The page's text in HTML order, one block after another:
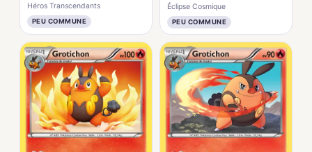
Héros Transcendants
PEU COMMUNE
Éclipse Cosmique
PEU COMMUNE